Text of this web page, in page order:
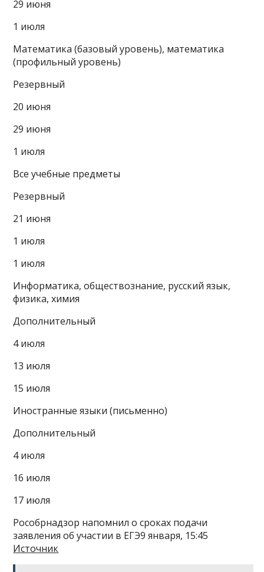
29 июня
1 июля
Математика (базовый уровень), математика
(профильный уровень)
Резервный
20 июня
29 июня
1 июля
Все учебные предметы
Резервный
21 июня
1 июля
1 июля
Информатика, обществознание, русский язык,
физика, химия
Дополнительный
4 июля
13 июля
15 июля
Иностранные языки (письменно)
Дополнительный
4 июля
16 июля
17 июля
Рособрнадзор напомнил о сроках подачи
заявления об участии в ЕГЭ9 января, 15:45
Источник